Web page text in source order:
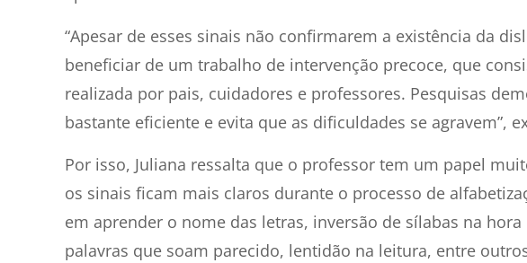
“Apesar de esses sinais não confirmarem a existência da
beneficiar de um trabalho de intervenção precoce, que
realizada por pais, cuidadores e professores. Pesquisas
bastante eficiente e evita que as dificuldades se agravem”,
Por isso, Juliana ressalta que o professor tem um papel
os sinais ficam mais claros durante o processo de
em aprender o nome das letras, inversão de sílabas na
palavras que soam parecido, lentidão na leitura, entre